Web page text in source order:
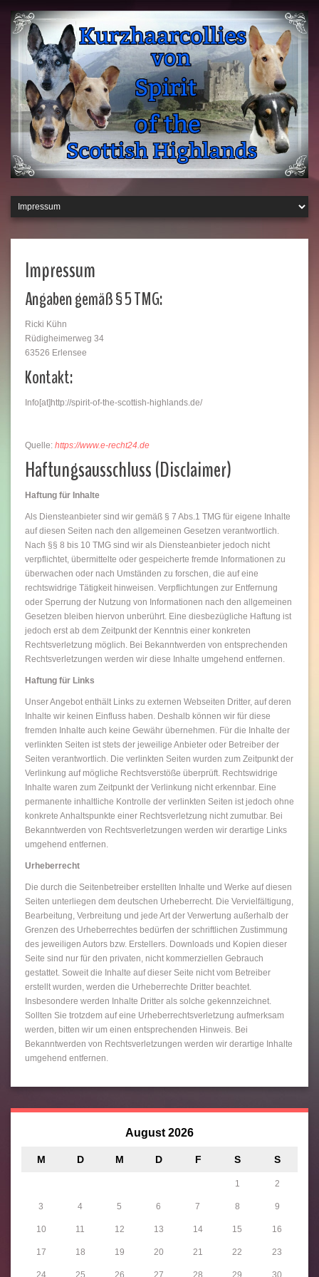
Impressum
Angaben gemäß § 5 TMG:
Ricki Kühn
Rüdigheimerweg 34
63526 Erlensee
Kontakt:
Info[at]http://spirit-of-the-scottish-highlands.de/
Quelle: https://www.e-recht24.de
Haftungsausschluss (Disclaimer)
Haftung für Inhalte
Als Diensteanbieter sind wir gemäß § 7 Abs.1 TMG für eigene Inhalte
auf diesen Seiten nach den allgemeinen Gesetzen verantwortlich.
Nach §§ 8 bis 10 TMG sind wir als Diensteanbieter jedoch nicht
verpflichtet, übermittelte oder gespeicherte fremde Informationen zu
überwachen oder nach Umständen zu forschen, die auf eine
rechtswidrige Tätigkeit hinweisen. Verpflichtungen zur Entfernung
oder Sperrung der Nutzung von Informationen nach den allgemeinen
Gesetzen bleiben hiervon unberührt. Eine diesbezügliche Haftung ist
jedoch erst ab dem Zeitpunkt der Kenntnis einer konkreten
Rechtsverletzung möglich. Bei Bekanntwerden von entsprechenden
Rechtsverletzungen werden wir diese Inhalte umgehend entfernen.
Haftung für Links
Unser Angebot enthält Links zu externen Webseiten Dritter, auf deren
Inhalte wir keinen Einfluss haben. Deshalb können wir für diese
fremden Inhalte auch keine Gewähr übernehmen. Für die Inhalte der
verlinkten Seiten ist stets der jeweilige Anbieter oder Betreiber der
Seiten verantwortlich. Die verlinkten Seiten wurden zum Zeitpunkt der
Verlinkung auf mögliche Rechtsverstöße überprüft. Rechtswidrige
Inhalte waren zum Zeitpunkt der Verlinkung nicht erkennbar. Eine
permanente inhaltliche Kontrolle der verlinkten Seiten ist jedoch ohne
konkrete Anhaltspunkte einer Rechtsverletzung nicht zumutbar. Bei
Bekanntwerden von Rechtsverletzungen werden wir derartige Links
umgehend entfernen.
Urheberrecht
Die durch die Seitenbetreiber erstellten Inhalte und Werke auf diesen
Seiten unterliegen dem deutschen Urheberrecht. Die Vervielfältigung,
Bearbeitung, Verbreitung und jede Art der Verwertung außerhalb der
Grenzen des Urheberrechtes bedürfen der schriftlichen Zustimmung
des jeweiligen Autors bzw. Erstellers. Downloads und Kopien dieser
Seite sind nur für den privaten, nicht kommerziellen Gebrauch
gestattet. Soweit die Inhalte auf dieser Seite nicht vom Betreiber
erstellt wurden, werden die Urheberrechte Dritter beachtet.
Insbesondere werden Inhalte Dritter als solche gekennzeichnet.
Sollten Sie trotzdem auf eine Urheberrechtsverletzung aufmerksam
werden, bitten wir um einen entsprechenden Hinweis. Bei
Bekanntwerden von Rechtsverletzungen werden wir derartige Inhalte
umgehend entfernen.
August 2026
M D M D F S S
1 2
3 4 5 6 7 8 9
10 11 12 13 14 15 16
17 18 19 20 21 22 23
24 25 26 27 28 29 30